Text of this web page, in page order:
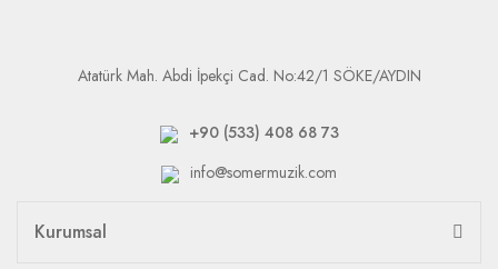
Atatürk Mah. Abdi İpekçi Cad. No:42/1 SÖKE/AYDIN
+90 (533) 408 68 73
info@somermuzik.com
Kurumsal